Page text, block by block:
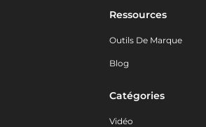
Ressources
Outils De Marque
Blog
Catégories
Vidéo